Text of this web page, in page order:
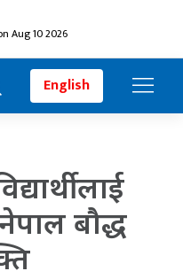
Aug 10 2026
English
बौद्ध